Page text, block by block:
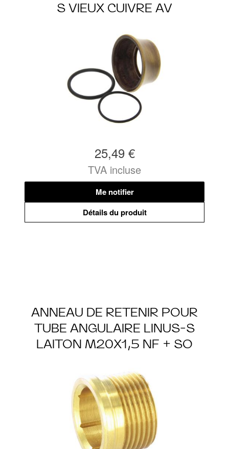
S VIEUX CUIVRE AV
25,49 €
TVA incluse
Me notifier
Détails du produit
ANNEAU DE RETENIR POUR
TUBE ANGULAIRE LINUS-S
LAITON M20X1,5 NF + SO